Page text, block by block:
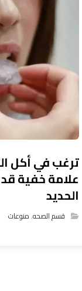
ترغب في أكل
علامة خفية
الحديد
قسم الصحه,منوعات